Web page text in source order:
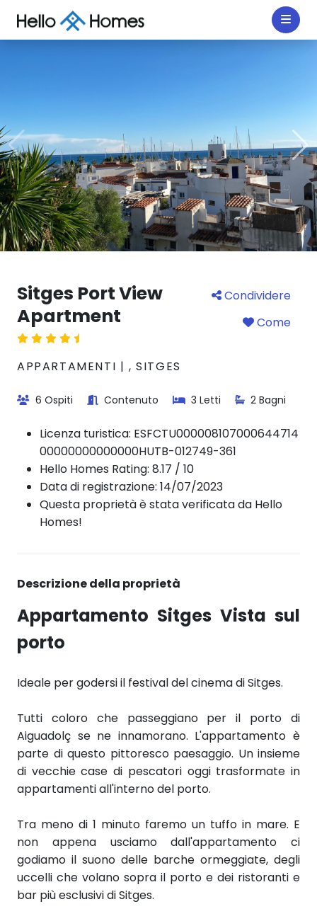
Sitges Port View
Apartment
Condividere
Come
APPARTAMENTI | , SITGES
6 Ospiti Contenuto 3 Letti 2 Bagni
Licenza turistica: ESFCTU000008107000644714
00000000000000HUTB-012749-361
Hello Homes Rating: 8.17 / 10
Data di registrazione: 14/07/2023
Questa proprietà è stata verificata da Hello
Homes!
Descrizione della proprietà
Appartamento Sitges Vista sul
porto
Ideale per godersi il festival del cinema di Sitges.
Tutti coloro che passeggiano per il porto di
Aiguadolç se ne innamorano. L'appartamento è
parte di questo pittoresco paesaggio. Un insieme
di vecchie case di pescatori oggi trasformate in
appartamenti all'interno del porto.
Tra meno di 1 minuto faremo un tuffo in mare. E
non appena usciamo dall'appartamento ci
godiamo il suono delle barche ormeggiate, degli
uccelli che volano sopra il porto e dei ristoranti e
bar più esclusivi di Sitges.